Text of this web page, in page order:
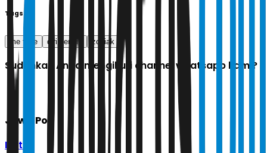
Tags
me time diri sendiri zodiak
Sudahkah Anda mengikuti channel whatsapp kami?
Jawa Pos
Ikuti